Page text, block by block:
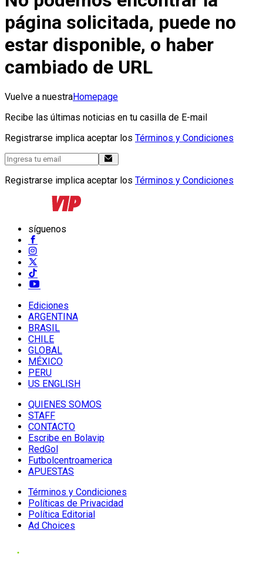
página solicitada, puede no
estar disponible, o haber
cambiado de URL
Vuelve a nuestraHomepage
Recibe las últimas noticias en tu casilla de E-mail
Registrarse implica aceptar los Términos y Condiciones
Registrarse implica aceptar los Términos y Condiciones
síguenos
Ediciones
ARGENTINA
BRASIL
CHILE
GLOBAL
MÉXICO
PERU
US ENGLISH
QUIENES SOMOS
STAFF
CONTACTO
Escribe en Bolavip
RedGol
Futbolcentroamerica
APUESTAS
Términos y Condiciones
Políticas de Privacidad
Política Editorial
Ad Choices